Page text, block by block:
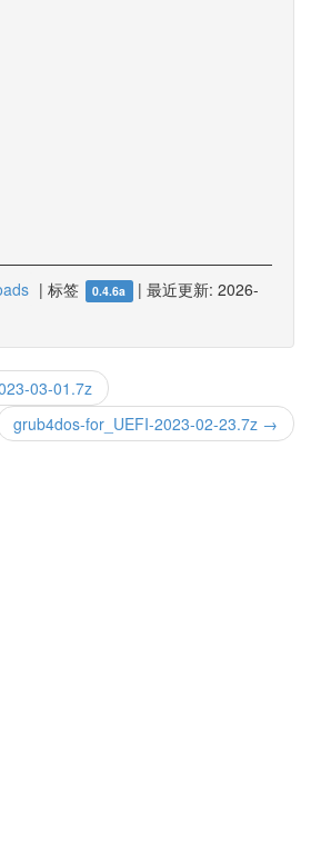
| 标签 0.4.6a | 最近更新: 2026-
03-01.7z
grub4dos-for_UEFI-2023-02-23.7z →